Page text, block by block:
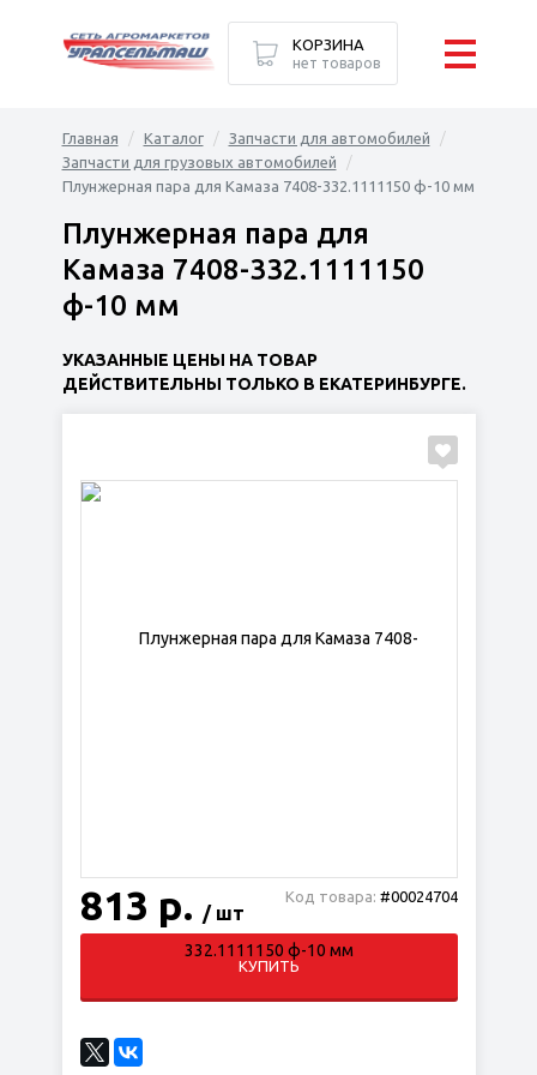
Главная Каталог
Запчасти для автомобилей
Запчасти для грузовых автомобилей
Плунжерная пара для Камаза 7408-332.1111150 ф-10 мм
Плунжерная пара для
Камаза 7408-332.1111150
ф-10 мм
УКАЗАННЫЕ ЦЕНЫ НА ТОВАР
ДЕЙСТВИТЕЛЬНЫ ТОЛЬКО В ЕКАТЕРИНБУРГЕ.
Код товара: #00024704
813 р. / шт
КУПИТЬ
КОРЗИНА
нет товаров